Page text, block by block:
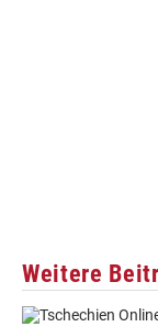
Weitere